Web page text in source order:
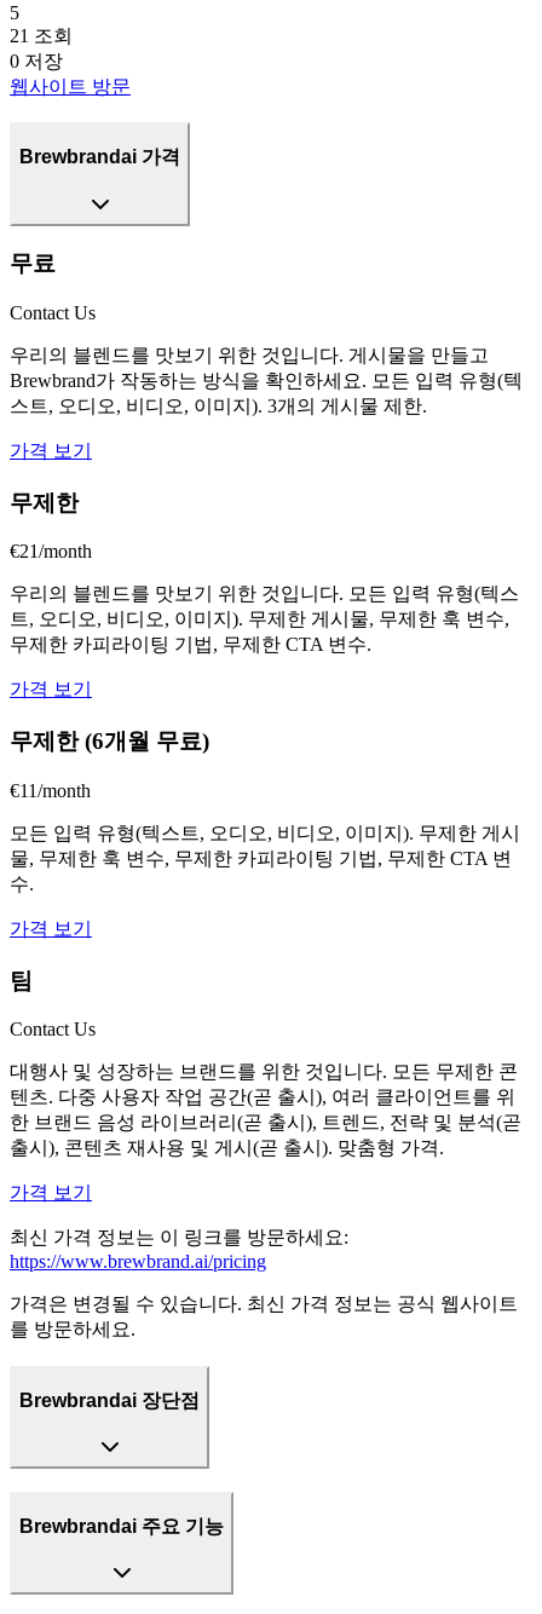
5
21 조회
0 저장
웹사이트 방문
Brewbrandai 가격
무료
Contact Us
우리의 블렌드를 맛보기 위한 것입니다. 게시물을 만들고
Brewbrand가 작동하는 방식을 확인하세요. 모든 입력 유형(텍
스트, 오디오, 비디오, 이미지). 3개의 게시물 제한.
가격 보기
무제한
€21/month
우리의 블렌드를 맛보기 위한 것입니다. 모든 입력 유형(텍스
트, 오디오, 비디오, 이미지). 무제한 게시물, 무제한 훅 변수,
무제한 카피라이팅 기법, 무제한 CTA 변수.
가격 보기
무제한 (6개월 무료)
€11/month
모든 입력 유형(텍스트, 오디오, 비디오, 이미지). 무제한 게시
물, 무제한 훅 변수, 무제한 카피라이팅 기법, 무제한 CTA 변
수.
가격 보기
팀
Contact Us
대행사 및 성장하는 브랜드를 위한 것입니다. 모든 무제한 콘
텐츠. 다중 사용자 작업 공간(곧 출시), 여러 클라이언트를 위
한 브랜드 음성 라이브러리(곧 출시), 트렌드, 전략 및 분석(곧
출시), 콘텐츠 재사용 및 게시(곧 출시). 맞춤형 가격.
가격 보기
최신 가격 정보는 이 링크를 방문하세요:
https://www.brewbrand.ai/pricing
가격은 변경될 수 있습니다. 최신 가격 정보는 공식 웹사이트
를 방문하세요.
Brewbrandai 장단점
Brewbrandai 주요 기능